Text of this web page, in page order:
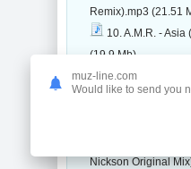
Remix).mp3 (21.51
10. A.M.R. -
(19.9 Mb)
11. A.M.R. - Bliss
Remix).mp3 (18.55
Nickson Original
muz-line.com
Would like to send you